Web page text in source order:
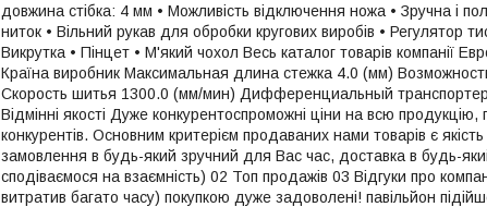
довжина стібка: 4 мм • Можливість відключення ножа • Зручна і
ниток • Вільний рукав для обробки кругових виробів • Регулятор
Викрутка • Пінцет • М'який чохол Весь каталог товарів компанії
Країна виробник Максимальная длина стежка 4.0 (мм)
Скорость шитья 1300.0 (мм/мин) Дифференциальный
Відмінні якості Дуже конкурентоспроможні ціни на всю продукцію,
конкурентів. Основним критерієм продаваних нами товарів є
замовлення в будь-який зручний для Вас час, доставка в будь-
сподіваємося на взаємність) 02 Топ продажів 03 Відгуки про
витратив багато часу) покупкою дуже задоволені! павільйон